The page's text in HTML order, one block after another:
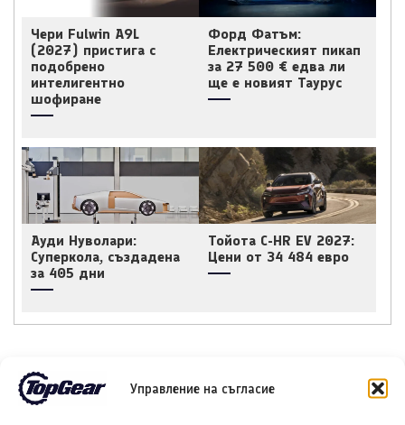
Управление на съгласие
Чери Fulwin A9L
(2027) пристига с
подобрено
интелигентно
шофиране
Форд Фатъм:
Електрическият пикап
за 27 500 € едва ли
ще е новият Таурус
Ауди Нуволари:
Суперкола, създадена
за 405 дни
Тойота C-HR EV 2027:
Цени от 34 484 евро
НОВИ ПУБЛИКАЦИИ